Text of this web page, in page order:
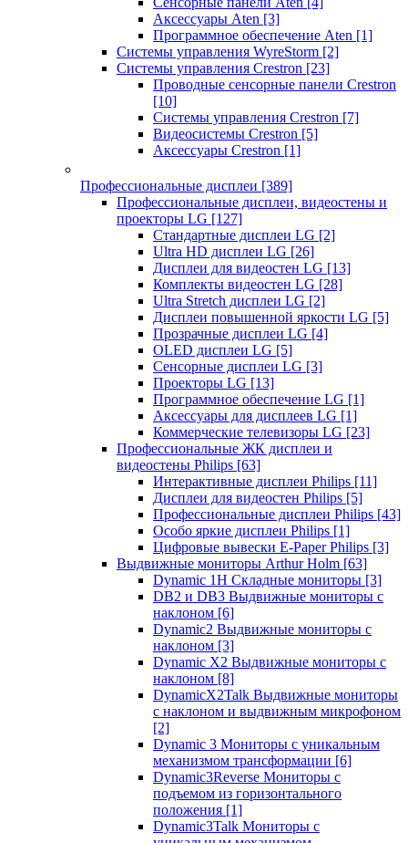
Аксессуары Aten [3]
Программное обеспечение Aten [1]
Системы управления WyreStorm [2]
Системы управления Crestron [23]
Проводные сенсорные панели Crestron
[10]
Системы управления Crestron [7]
Видеосистемы Crestron [5]
Аксессуары Crestron [1]
Профессиональные дисплеи [389]
Профессиональные дисплеи, видеостены и
проекторы LG [127]
Стандартные дисплеи LG [2]
Ultra HD дисплеи LG [26]
Дисплеи для видеостен LG [13]
Комплекты видеостен LG [28]
Ultra Stretch дисплеи LG [2]
Дисплеи повышенной яркости LG [5]
Прозрачные дисплеи LG [4]
OLED дисплеи LG [5]
Сенсорные дисплеи LG [3]
Проекторы LG [13]
Программное обеспечение LG [1]
Аксессуары для дисплеев LG [1]
Коммерческие телевизоры LG [23]
Профессиональные ЖК дисплеи и
видеостены Philips [63]
Интерактивные дисплеи Philips [11]
Дисплеи для видеостен Philips [5]
Профессиональные дисплеи Philips [43]
Особо яркие дисплеи Philips [1]
Цифровые вывески E-Paper Philips [3]
Выдвижные мониторы Arthur Holm [63]
Dynamic 1Н Складные мониторы [3]
DB2 и DB3 Выдвижные мониторы с
наклоном [6]
Dynamic2 Выдвижные мониторы с
наклоном [3]
Dynamic X2 Выдвижные мониторы с
наклоном [8]
DynamicX2Talk Выдвижные мониторы
с наклоном и выдвижным микрофоном
[2]
Dynamic 3 Мониторы с уникальным
механизмом трансформации [6]
Dynamic3Reverse Мониторы с
подъемом из горизонтального
положения [1]
Dynamic3Talk Мониторы с